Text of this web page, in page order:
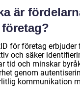
är
för företag
och säker
tid och minskar
genom
kommunikation